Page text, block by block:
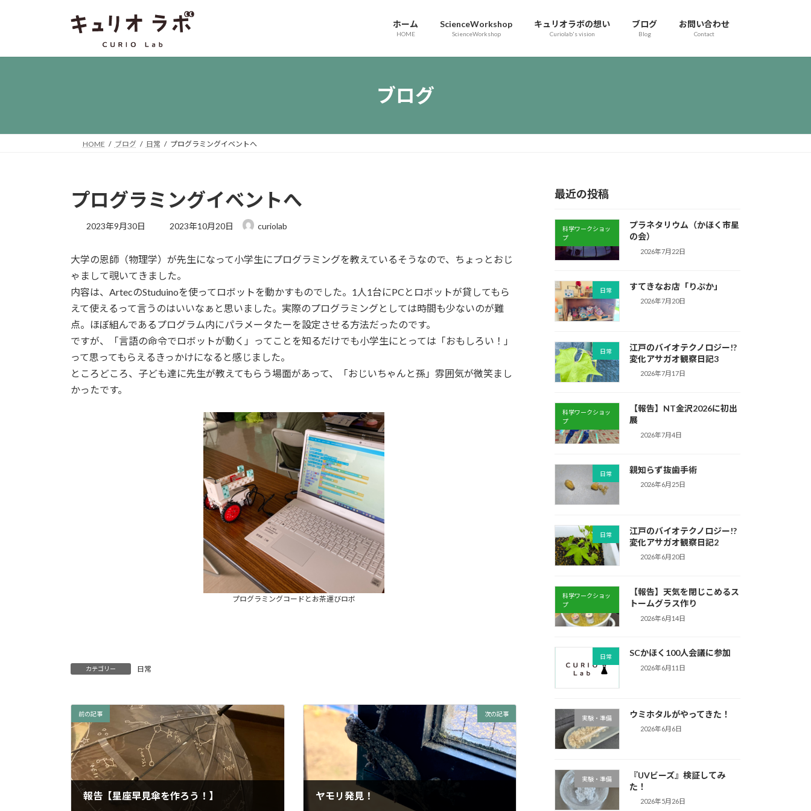
プ
動
ホーム
HOME
ScienceWorkshop
ScienceWorkshop
キュリオラボの想い
Curiolab's vision
ブログ
Blog
お問い合わせ
Contact
ブログ
HOME ブログ 日常 プログラミングイベントへ
プログラミングイベントへ
2023年9月30日
最
新
日
:
2023年10月20日 curiolab
大学の恩師（物理学）が先生になって小学生にプログラミングを教えているそうなので、ちょっとおじ
ゃまして覗いてきました。
内容は、ArtecのStuduinoを使ってロボットを動かすものでした。1人1台にPCとロボットが貸してもら
えて使えるって言うのはいいなぁと思いました。実際のプログラミングとしては時間も少ないのが難
点。ほぼ組んであるプログラム内にパラメータたーを設定させる方法だったのです。
ですが、「言語の命令でロボットが動く」ってことを知るだけでも小学生にとっては「おもしろい！」
って思ってもらえるきっかけになると感じました。
ところどころ、子ども達に先生が教えてもらう場面があって、「おじいちゃんと孫」雰囲気が微笑まし
かったです。
プログラミングコードとお茶運びロボ
カテゴリー 日常
前の記事
報告【星座早見傘を作ろう！】
次の記事
ヤモリ発見！
最近の投稿
科学ワークショッ
プ
プラネタリウム（かほく市星
の会）
2026年7月22日
日常 すてきなお店「りぷか」
2026年7月20日
日常
江戸のバイオテクノロジー!?
変化アサガオ観察日記3
2026年7月17日
科学ワークショッ
プ
【報告】NT金沢2026に初出
展
2026年7月4日
日常 親知らず抜歯手術
2026年6月25日
日常
江戸のバイオテクノロジー!?
変化アサガオ観察日記2
2026年6月20日
科学ワークショッ
プ
【報告】天気を閉じこめるス
トームグラス作り
2026年6月14日
日常 SCかほく100人会議に参加
2026年6月11日
実験・準備 ウミホタルがやってきた！
2026年6月6日
実験・準備
『UVビーズ』検証してみ
た！
2026年5月26日